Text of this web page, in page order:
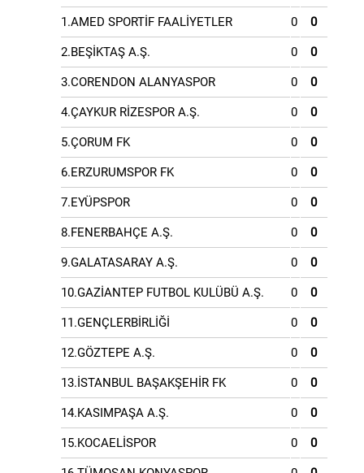
1.AMED SPORTİF FAALİYETLER 0 0
2.BEŞİKTAŞ A.Ş. 0 0
3.CORENDON ALANYASPOR 0 0
4.ÇAYKUR RİZESPOR A.Ş. 0 0
5.ÇORUM FK 0 0
6.ERZURUMSPOR FK 0 0
7.EYÜPSPOR 0 0
8.FENERBAHÇE A.Ş. 0 0
9.GALATASARAY A.Ş. 0 0
10.GAZİANTEP FUTBOL KULÜBÜ A.Ş. 0 0
11.GENÇLERBİRLİĞİ 0 0
12.GÖZTEPE A.Ş. 0 0
13.İSTANBUL BAŞAKŞEHİR FK 0 0
14.KASIMPAŞA A.Ş. 0 0
15.KOCAELİSPOR 0 0